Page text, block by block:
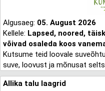
Algusaeg: 05. August 2026
Kellele: Lapsed, noored,
võivad osaleda koos
Kutsume teid loovale
suve, loovust ja mõnusat
Allika talu laagrid